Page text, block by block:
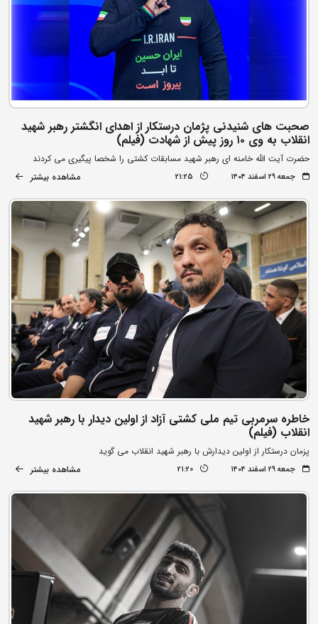
صحبت های شنیدنی پژمان درستکار از اهدای انگشتر رهبر شهید
انقلاب به وی ۱۰ روز پیش از شهادت (فیلم)
حضرت آیت الله خامنه ای رهبر شهید مسابقات کشتی را شخصا پیگیری می کردند
جمعه ۲۹ اسفند ۱۴۰۴ 21:25 مشاهده بیشتر
خاطره سرمربی تیم ملی کشتی آزاد از اولین دیدار با رهبر شهید
انقلاب (فیلم)
پزمان درستکار از اولین دیدارش با رهبر شهید انقلاب می گوید
جمعه ۲۹ اسفند ۱۴۰۴ 21:20 مشاهده بیشتر